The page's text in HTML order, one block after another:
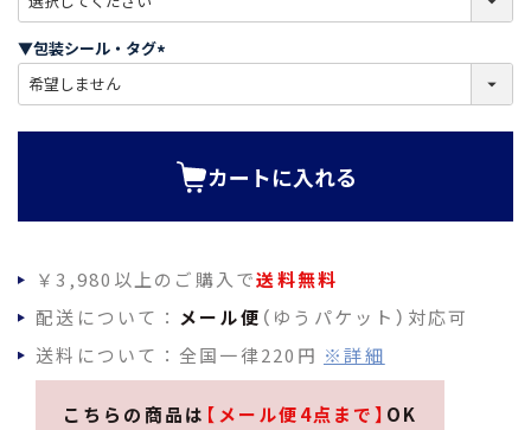
必
須
)
▼包装シール・タグ
必
カートに入れる
￥3,980以上のご購入で送料無料
配送について： メール便 （ゆうパケット）対応可
送料について：全国一律220円 ※詳細
こちらの商品は 【メール便4点まで】 OK